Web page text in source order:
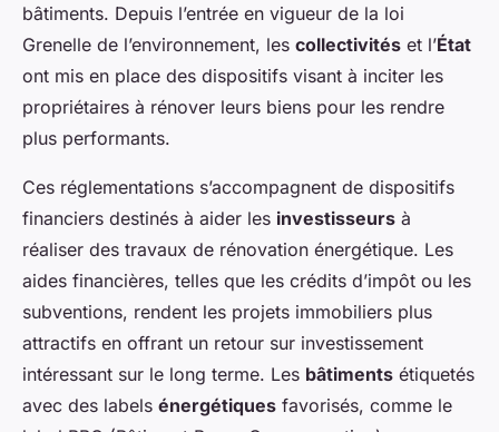
bâtiments. Depuis l’entrée en vigueur de la loi
Grenelle de l’environnement, les collectivités et l’État
ont mis en place des dispositifs visant à inciter les
propriétaires à rénover leurs biens pour les rendre
plus performants.
Ces réglementations s’accompagnent de dispositifs
financiers destinés à aider les investisseurs à
réaliser des travaux de rénovation énergétique. Les
aides financières, telles que les crédits d’impôt ou les
subventions, rendent les projets immobiliers plus
attractifs en offrant un retour sur investissement
intéressant sur le long terme. Les bâtiments étiquetés
avec des labels énergétiques favorisés, comme le